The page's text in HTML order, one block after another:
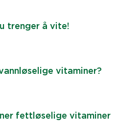
trenger å vite!
vitaminer?
fettløselige vitaminer